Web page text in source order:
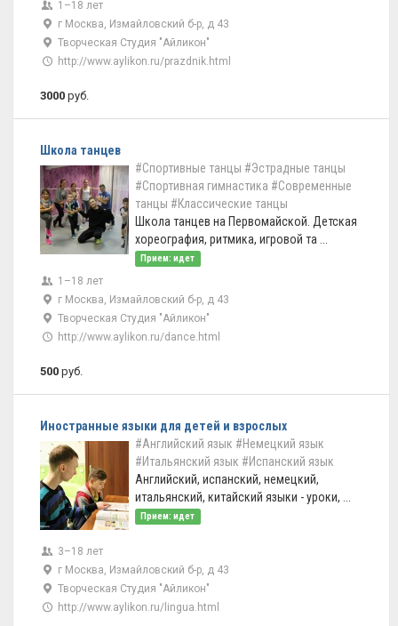
1–18 лет
г Москва, Измайловский б-р, д 43
Творческая Студия "Айликон"
http://www.aylikon.ru/prazdnik.html
3000 руб.
Школа танцев
#Спортивные танцы #Эстрадные танцы
#Спортивная гимнастика #Современные
танцы #Классические танцы
Школа танцев на Первомайской. Детская
хореография, ритмика, игровой та ...
Прием: идет
1–18 лет
г Москва, Измайловский б-р, д 43
Творческая Студия "Айликон"
http://www.aylikon.ru/dance.html
500 руб.
Иностранные языки для детей и взрослых
#Английский язык #Немецкий язык
#Итальянский язык #Испанский язык
Английский, испанский, немецкий,
итальянский, китайский языки - уроки, ...
Прием: идет
3–18 лет
г Москва, Измайловский б-р, д 43
Творческая Студия "Айликон"
http://www.aylikon.ru/lingua.html